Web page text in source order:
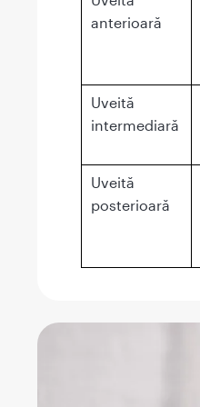
anterioară
Uveită
intermediară
Uveită
posterioară